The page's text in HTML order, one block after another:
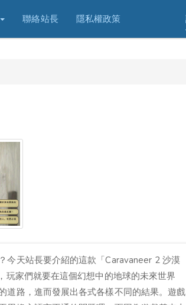
聯絡站長 隱私權政策
今天站長要介紹的這款「Caravaneer 2 沙漠
家們就要在這個幻想中的地球的未來世界
道路，進而發展出各式各樣不同的結果。遊戲